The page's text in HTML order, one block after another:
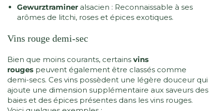
Gewurztraminer alsacien : Reconnaissable à ses
arômes de litchi, roses et épices exotiques.
Vins rouge demi-sec
Bien que moins courants, certains vins
rouges peuvent également être classés comme
demi-secs. Ces vins possèdent une légère douceur qui
ajoute une dimension supplémentaire aux saveurs des
baies et des épices présentes dans les vins rouges.